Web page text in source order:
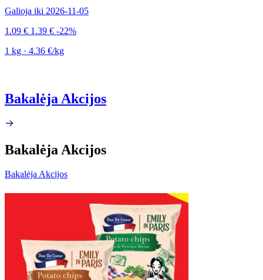
Galioja iki 2026-11-05
1.09 € 1.39 € -22%
1 kg · 4.36 €/kg
Bakalėja Akcijos
Bakalėja Akcijos
Bakalėja Akcijos